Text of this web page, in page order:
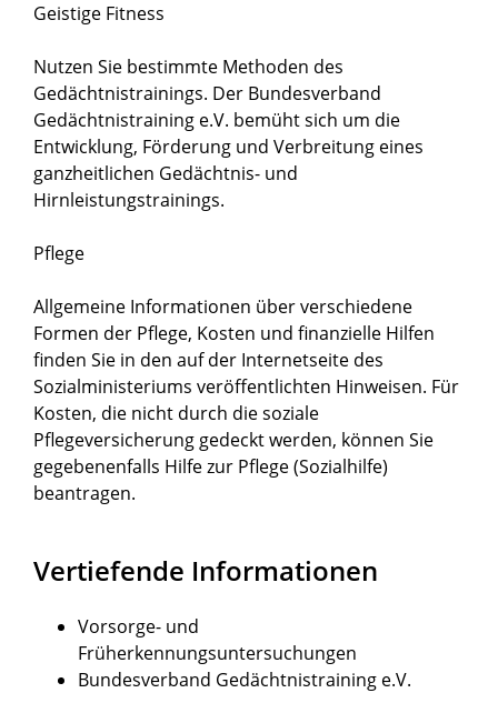
Geistige Fitness
Nutzen Sie bestimmte Methoden des
Gedächtnistrainings. Der Bundesverband
Gedächtnistraining e.V. bemüht sich um die
Entwicklung, Förderung und Verbreitung eines
ganzheitlichen Gedächtnis- und
Hirnleistungstrainings.
Pflege
Allgemeine Informationen über verschiedene
Formen der Pflege, Kosten und finanzielle Hilfen
finden Sie in den auf der Internetseite des
Sozialministeriums veröffentlichten Hinweisen. Für
Kosten, die nicht durch die soziale
Pflegeversicherung gedeckt werden, können Sie
gegebenenfalls Hilfe zur Pflege (Sozialhilfe)
beantragen.
Vertiefende Informationen
Vorsorge- und
Früherkennungsuntersuchungen
Bundesverband Gedächtnistraining e.V.